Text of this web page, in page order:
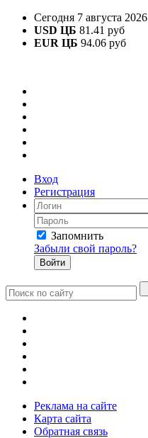
Сегодня 7 августа 2026
USD ЦБ 81.41 руб
EUR ЦБ 94.06 руб
Вход
Регистрация
Запомнить
Забыли свой пароль?
Реклама на сайте
Карта сайта
Обратная связь